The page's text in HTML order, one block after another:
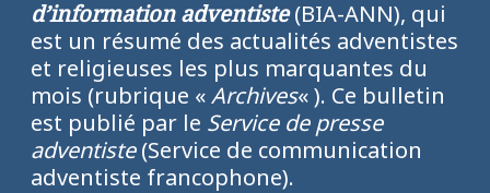
d’information adventiste(BIA-ANN), qui
est un résumé des actualités adventistes
et religieuses les plus marquantes du
mois (rubrique «Archives« ). Ce bulletin
est publié par le Service de presse
adventiste(Service de communication
adventiste francophone).